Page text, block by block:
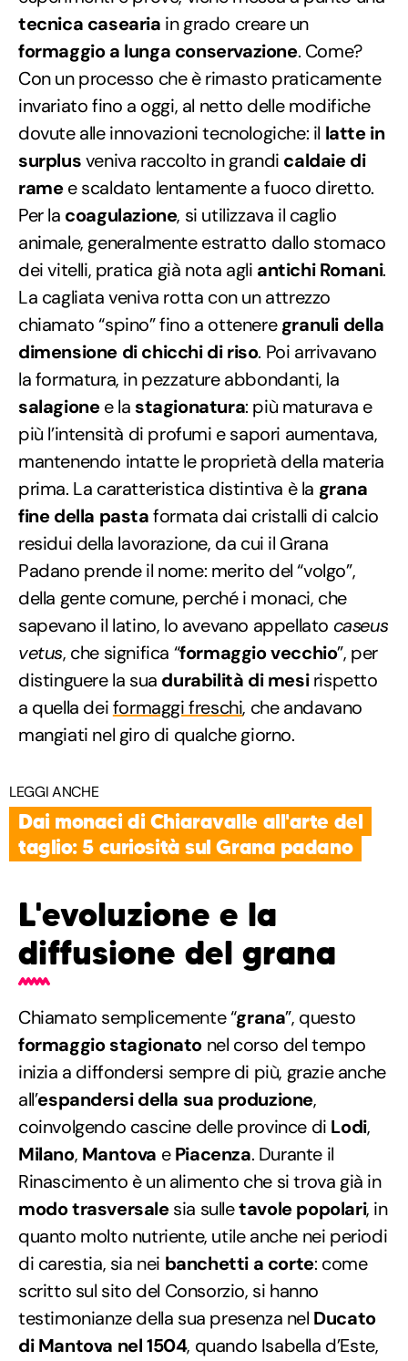
tecnica casearia in grado creare un
formaggio a lunga conservazione. Come?
Con un processo che è rimasto praticamente
invariato fino a oggi, al netto delle modifiche
dovute alle innovazioni tecnologiche: il latte in
surplusveniva raccolto in grandi caldaie di
ramee scaldato lentamente a fuoco diretto.
Per la coagulazione, si utilizzava il caglio
animale, generalmente estratto dallo stomaco
dei vitelli, pratica già nota agli antichi Romani.
La cagliata veniva rotta con un attrezzo
chiamato “spino” fino a otteneregranuli della
dimensione di chicchi di riso. Poi arrivavano
la formatura, in pezzature abbondanti, la
salagionee la stagionatura: più maturava e
più l’intensità di profumi e sapori aumentava,
mantenendo intatte le proprietà della materia
prima. La caratteristica distintiva è la grana
fine della pastaformata dai cristalli di calcio
residui della lavorazione, da cui il Grana
Padano prende il nome: merito del “volgo”,
della gente comune, perché i monaci, che
sapevano il latino, lo avevano appellato caseus
vetus, che significa “formaggio vecchio”, per
distinguere la sua durabilità di mesirispetto
a quella deiformaggi freschi, che andavano
mangiati nel giro di qualche giorno.
LEGGI ANCHE
Dai monaci di Chiaravalle all'arte del
taglio: 5 curiosità sul Grana padano
L'evoluzione e la
diffusione del grana
Chiamato semplicemente “grana”, questo
formaggio stagionato nel corso del tempo
inizia a diffondersi sempre di più, grazie anche
all’espandersi della sua produzione,
coinvolgendo cascine delle province di Lodi,
Milano, Mantova ePiacenza. Durante il
Rinascimento è un alimento che si trova già in
modo trasversalesia sulletavole popolari, in
quanto molto nutriente, utile anche nei periodi
di carestia, sia nei banchetti a corte: come
scritto sul sito del Consorzio, si hanno
testimonianze della sua presenza nel Ducato
di Mantova nel 1504, quando Isabella d’Este,